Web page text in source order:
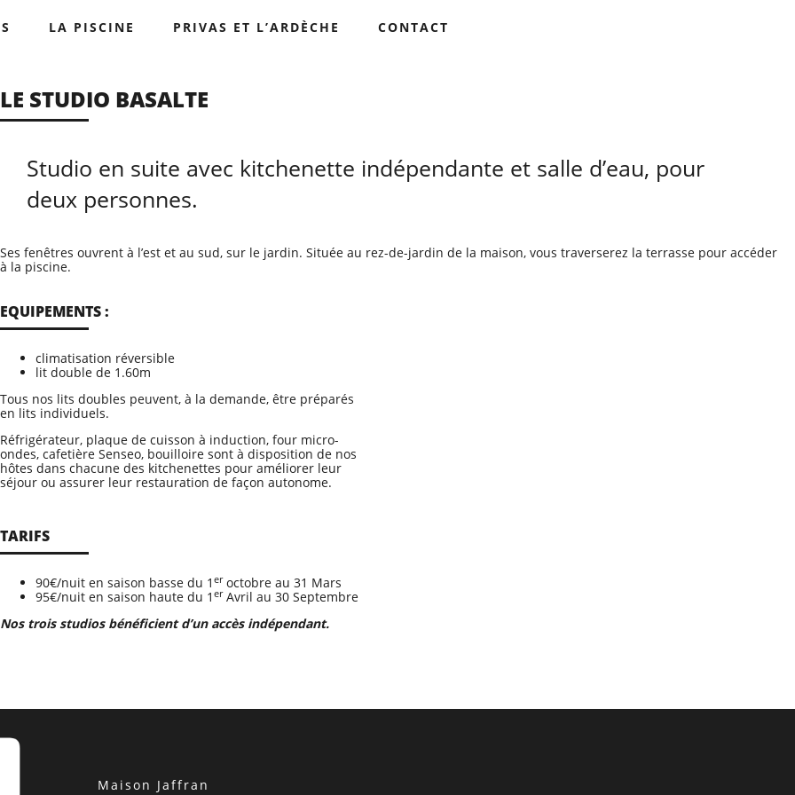
LA PISCINE PRIVAS ET L’ARDÈCHE CONTACT
LE STUDIO BASALTE
Studio en suite avec kitchenette indépendante et salle d’eau, pour
deux personnes.
Ses fenêtres ouvrent à l’est et au sud, sur le jardin. Située au rez-de-jardin de la maison, vous traverserez la terrasse pour accéder
à la piscine.
EQUIPEMENTS :
climatisation réversible
lit double de 1.60m
Tous nos lits doubles peuvent, à la demande, être préparés
en lits individuels.
Réfrigérateur, plaque de cuisson à induction, four micro-
ondes, cafetière Senseo, bouilloire sont à disposition de nos
hôtes dans chacune des kitchenettes pour améliorer leur
séjour ou assurer leur restauration de façon autonome.
TARIFS
90€/nuit en saison basse du 1 eroctobre au 31 Mars
95€/nuit en saison haute du 1 erAvril au 30 Septembre
Nos trois studios bénéficient d’un accès indépendant.
Maison Jaffran